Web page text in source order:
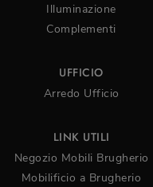
Illuminazione
Complementi
UFFICIO
Arredo Ufficio
LINK UTILI
Negozio Mobili Brugherio
Mobilificio a Brugherio